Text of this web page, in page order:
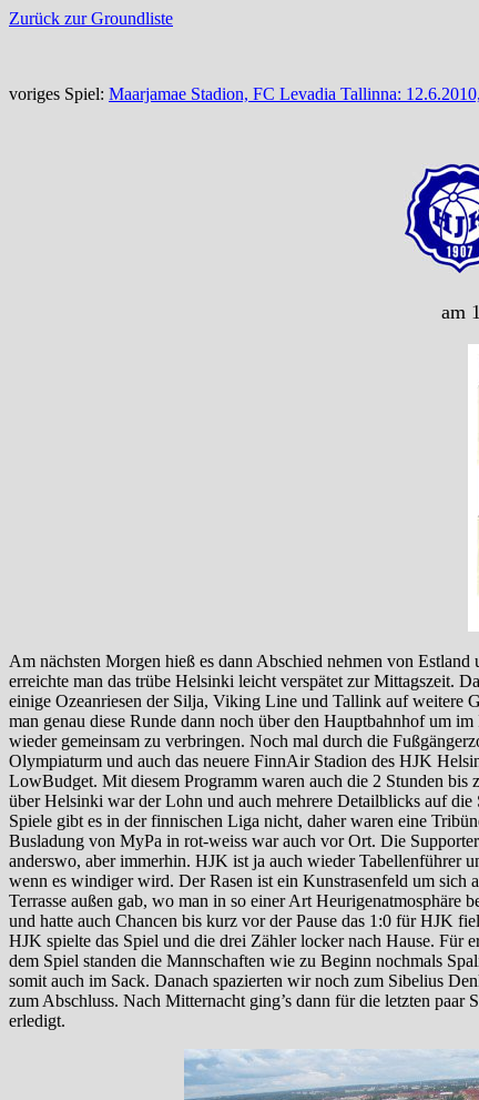
Zurück zur Groundliste
voriges Spiel: Maarjamae Stadion, FC Levadia Tallinna:
am
Am nächsten Morgen hieß es dann Abschied nehmen von
erreichte man das trübe Helsinki leicht verspätet zur Mittagszeit.
einige Ozeanriesen der Silja, Viking Line und Tallink auf weitere
man genau diese Runde dann noch über den Hauptbahnhof um
wieder gemeinsam zu verbringen. Noch mal durch die
Olympiaturm und auch das neuere FinnAir Stadion des HJK
LowBudget. Mit diesem Programm waren auch die 2 Stunden
über Helsinki war der Lohn und auch mehrere Detailblicks auf
Spiele gibt es in der finnischen Liga nicht, daher waren eine
Busladung von MyPa in rot-weiss war auch vor Ort. Die
anderswo, aber immerhin. HJK ist ja auch wieder Tabellenführer
wenn es windiger wird. Der Rasen ist ein Kunstrasenfeld um sich
Terrasse außen gab, wo man in so einer Art
und hatte auch Chancen bis kurz vor der Pause das 1:0 für HJK
HJK spielte das Spiel und die drei Zähler locker nach Hause. Für
dem Spiel standen die Mannschaften wie zu Beginn nochmals
somit auch im Sack. Danach spazierten wir noch zum Sibelius
zum Abschluss. Nach Mitternacht ging’s dann für die letzten
erledigt.